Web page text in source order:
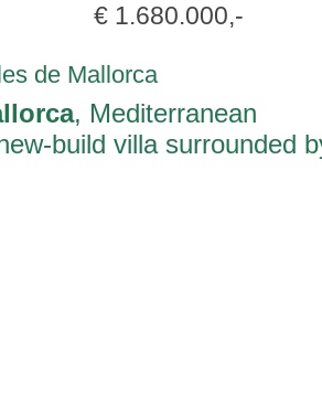
€ 1.680.000,-
, Mediterranean
build villa surrounded